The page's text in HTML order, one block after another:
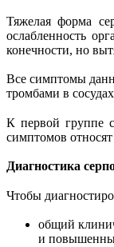
Тяжелая форма
ослабленность
конечности, но
Все симптомы
тромбами в
К первой группе
симптомов
Диагностика
Чтобы
общий
и